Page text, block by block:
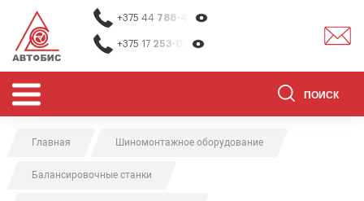
ОБОРУДОВАНИЕ ДЛЯ ОЧИСТКИ
+375 44 788-40-13
+375 17 253-03-26
Главная Шиномонтажное оборудование
Балансировочные станки